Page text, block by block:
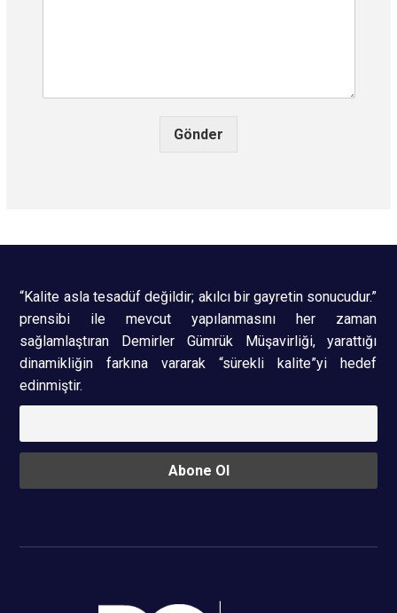
Gönder
“Kalite asla tesadüf değildir; akılcı bir gayretin sonucudur.”
prensibi ile mevcut yapılanmasını her zaman
sağlamlaştıran Demirler Gümrük Müşavirliği, yarattığı
dinamikliğin farkına vararak “sürekli kalite”yi hedef
edinmiştir.